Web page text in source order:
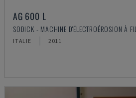
AG 600 L
SODICK - MACHINE D'ÉLECTROÉROSION À FIL
ITALIE 2011